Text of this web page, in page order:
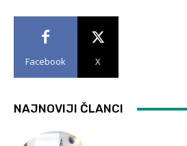
Facebook X
NAJNOVIJI ČLANCI